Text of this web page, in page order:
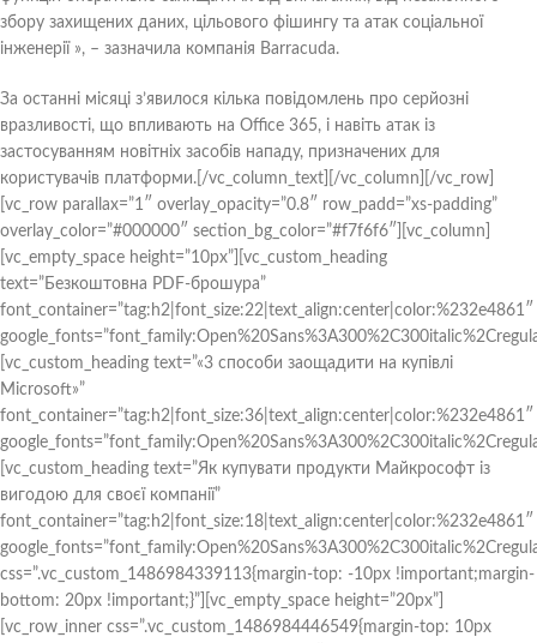
збору захищених даних, цільового фішингу та атак соціальної
інженерії », – зазначила компанія Barracuda.
За останні місяці з’явилося кілька повідомлень про серйозні
вразливості, що впливають на Office 365, і навіть атак із
застосуванням новітніх засобів нападу, призначених для
користувачів платформи.[/vc_column_text][/vc_column][/vc_row]
[vc_row parallax=”1″ overlay_opacity=”0.8″ row_padd=”xs-padding”
overlay_color=”#000000″ section_bg_color=”#f7f6f6″][vc_column]
[vc_empty_space height=”10px”][vc_custom_heading
text=”Безкоштовна PDF-брошура”
font_container=”tag:h2|font_size:22|text_align:center|color:%232e4861″
[vc_custom_heading text=”«3 способи заощадити на купівлі
Microsoft»”
font_container=”tag:h2|font_size:36|text_align:center|color:%232e4861″
[vc_custom_heading text=”Як купувати продукти Майкрософт із
вигодою для своєї компанії”
font_container=”tag:h2|font_size:18|text_align:center|color:%232e4861″
css=”.vc_custom_1486984339113{margin-top: -10px !important;margin-
bottom: 20px !important;}”][vc_empty_space height=”20px”]
[vc_row_inner css=”.vc_custom_1486984446549{margin-top: 10px